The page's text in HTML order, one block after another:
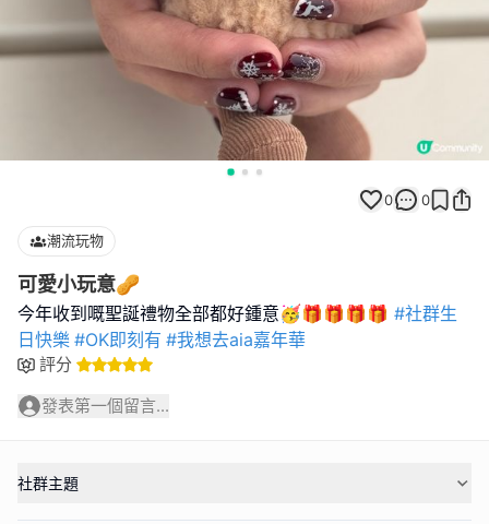
0 0
潮流玩物
可愛小玩意🥜
今年收到嘅聖誕禮物全部都好鍾意🥳🎁🎁🎁🎁 #社群生
日快樂 #OK即刻有 #我想去aia嘉年華
評分
發表第一個留言...
社群主題